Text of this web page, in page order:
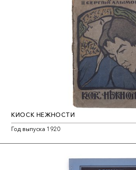
КИОСК НЕЖНОСТИ
Год выпуска 1920